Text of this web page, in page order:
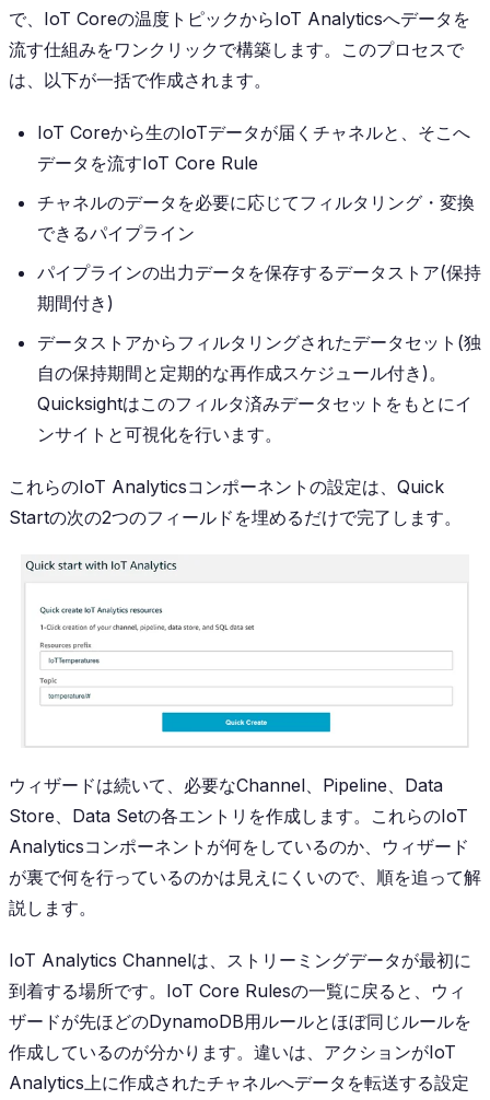
で、IoT Coreの温度トピックからIoT Analyticsへデータを
流す仕組みをワンクリックで構築します。このプロセスで
は、以下が一括で作成されます。
IoT Coreから生のIoTデータが届くチャネルと、そこへ
データを流すIoT Core Rule
チャネルのデータを必要に応じてフィルタリング・変換
できるパイプライン
パイプラインの出力データを保存するデータストア(保持
期間付き)
データストアからフィルタリングされたデータセット(独
自の保持期間と定期的な再作成スケジュール付き)。
Quicksightはこのフィルタ済みデータセットをもとにイ
ンサイトと可視化を行います。
これらのIoT Analyticsコンポーネントの設定は、Quick
Startの次の2つのフィールドを埋めるだけで完了します。
ウィザードは続いて、必要なChannel、Pipeline、Data
Store、Data Setの各エントリを作成します。これらのIoT
Analyticsコンポーネントが何をしているのか、ウィザード
が裏で何を行っているのかは見えにくいので、順を追って解
説します。
IoT Analytics Channelは、ストリーミングデータが最初に
到着する場所です。IoT Core Rulesの一覧に戻ると、ウィ
ザードが先ほどのDynamoDB用ルールとほぼ同じルールを
作成しているのが分かります。違いは、アクションがIoT
Analytics上に作成されたチャネルへデータを転送する設定